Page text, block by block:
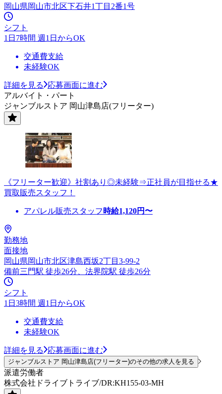
岡山県岡山市北区下石井1丁目2番1号
シフト
1日7時間 週1日からOK
交通費支給
未経験OK
詳細を見る
応募画面に進む
アルバイト・パート
ジャンブルストア 岡山津島店(フリーター)
《フリーター歓迎》社割あり◎未経験⇒正社員が目指せる★
買取販売スタッフ！
アパレル販売スタッフ 時給1,120円〜
勤務地
面接地
岡山県岡山市北区津島西坂2丁目3-99-2
備前三門駅 徒歩26分、法界院駅 徒歩26分
シフト
1日3時間 週1日からOK
交通費支給
未経験OK
詳細を見る 応募画面に進む
ジャンブルストア 岡山津島店(フリーター)のその他の求人を見る
派遣労働者
株式会社ドライブトライブ/DR:KH155-03-MH